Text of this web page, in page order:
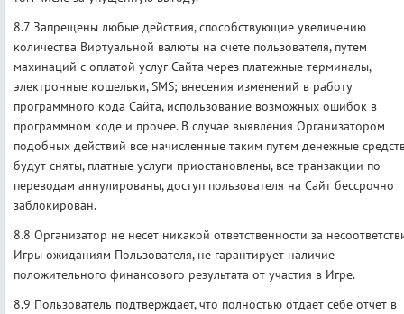
8.7 Запрещены любые действия, способствующие увеличению
количества Виртуальной валюты на счете пользователя, путем
махинаций с оплатой услуг Сайта через платежные терминалы,
электронные кошельки, SMS; внесения изменений в работу
программного кода Сайта, использование возможных ошибок в
программном коде и прочее. В случае выявления Организатором
подобных действий все начисленные таким путем денежные
будут сняты, платные услуги приостановлены, все транзакции по
переводам аннулированы, доступ пользователя на Сайт бессрочно
заблокирован.
8.8 Организатор не несет никакой ответственности за
Игры ожиданиям Пользователя, не гарантирует наличие
положительного финансового результата от участия в Игре.
8.9 Пользователь подтверждает, что полностью отдает себе отчет в